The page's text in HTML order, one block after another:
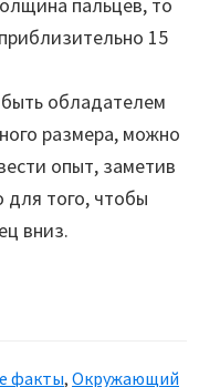
15
обладателем
размера, можно
опыт, заметив
того, чтобы
вниз.
факты, Окружающий